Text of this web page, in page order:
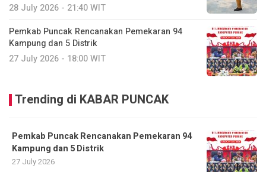
28 July 2026 - 21:40 WIT
Pemkab Puncak Rencanakan Pemekaran 94
Kampung dan 5 Distrik
27 July 2026 - 18:00 WIT
Trending di KABAR PUNCAK
Pemkab Puncak Rencanakan Pemekaran 94
Kampung dan 5 Distrik
27 July 2026